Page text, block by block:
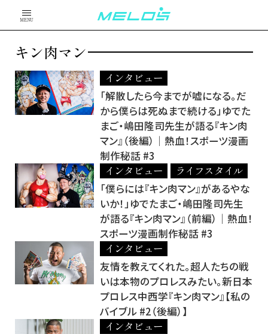
MENU
キン肉マン
インタビュー
「解散したら今までが嘘になる。だ
から僕らは死ぬまで続ける」ゆでた
まご・嶋田隆司先生が語る『キン肉
マン』（後編）│熱血！スポーツ漫画
制作秘話 #3
インタビュー
ライフスタイル
「僕らには『キン肉マン』があるやな
いか！」ゆでたまご・嶋田隆司先生
が語る『キン肉マン』（前編）│熱血！
スポーツ漫画制作秘話 #3
インタビュー
友情を教えてくれた。超人たちの戦
いは本物のプロレスみたい。新日本
プロレス中西学『キン肉マン』【私の
バイブル #2（後編）】
インタビュー